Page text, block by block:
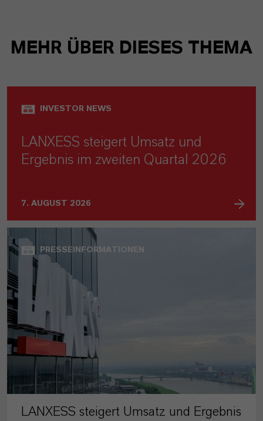
MEHR ÜBER DIESES THEMA
INVESTOR NEWS
LANXESS steigert Umsatz und
Ergebnis im zweiten Quartal 2026
7. AUGUST 2026
PRESSEINFORMATIONEN
LANXESS steigert Umsatz und Ergebnis